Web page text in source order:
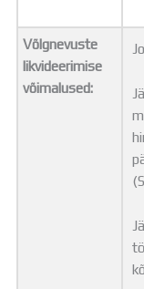
Võlgnevuste
likvideerimise
võimalused: